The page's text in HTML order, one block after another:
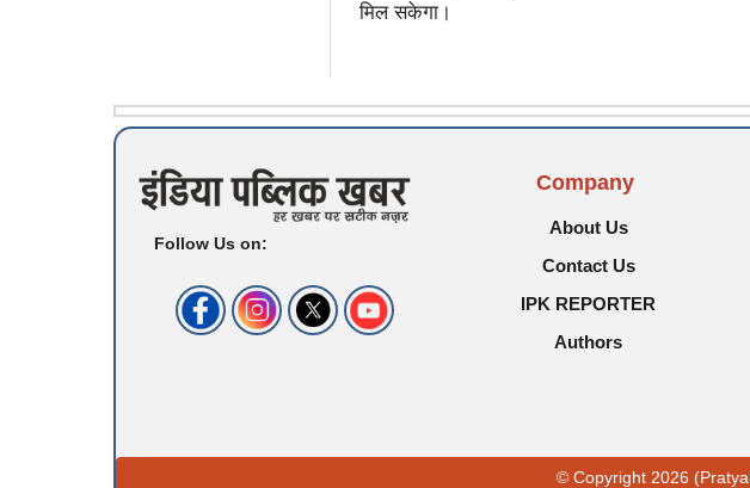
मिल सकेगा।
Follow Us on:
Company
About Us
Contact Us
IPK REPORTER
Authors
© Copyright 2026